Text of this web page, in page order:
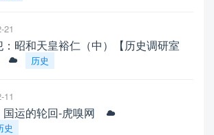
21
昭和天皇裕仁（中）【历史调研室
历史
11
运的轮回-虎嗅网
史